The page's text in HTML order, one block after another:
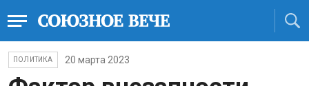
ПОЛИТИКА 20 марта 2023